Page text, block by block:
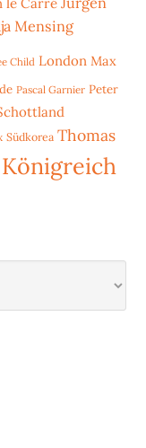
Mensing
Child London Max
Pascal Garnier Peter
Südkorea Thomas